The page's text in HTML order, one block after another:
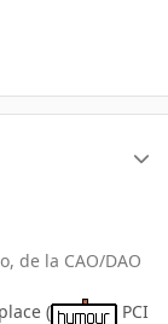
de la CAO/DAO
(
PCI